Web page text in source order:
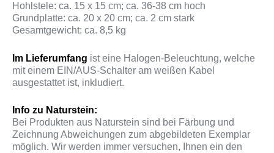
Hohlstele: ca. 15 x 15 cm; ca. 36-38 cm hoch
Grundplatte: ca. 20 x 20 cm; ca. 2 cm stark
Gesamtgewicht: ca. 8,5 kg
Im Lieferumfang ist eine Halogen-Beleuchtung, welche
mit einem EIN/AUS-Schalter am weißen Kabel
ausgestattet ist, inkludiert.
Info zu Naturstein:
Bei Produkten aus Naturstein sind bei Färbung und
Zeichnung Abweichungen zum abgebildeten Exemplar
möglich. Wir werden immer versuchen, Ihnen ein den